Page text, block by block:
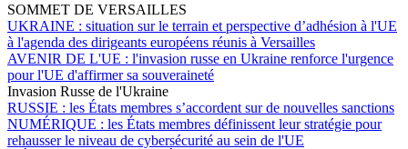
SOMMET DE VERSAILLES
UKRAINE : situation sur le terrain et perspective d’adhésion à l'UE
à l'agenda des dirigeants européens réunis à Versailles
AVENIR DE L'UE : l'invasion russe en Ukraine renforce l'urgence
pour l'UE d'affirmer sa souveraineté
Invasion Russe de l'Ukraine
RUSSIE : les États membres s’accordent sur de nouvelles sanctions
NUMÉRIQUE : les États membres définissent leur stratégie pour
rehausser le niveau de cybersécurité au sein de l'UE